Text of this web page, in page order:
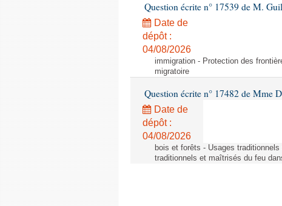
Question écrite n° 17539 de M.
Date de
dépôt :
04/08/2026
immigration - Protection des
migratoire
Question écrite n° 17482 de Mme
Date de
dépôt :
04/08/2026
bois et forêts - Usages
traditionnels et maîtrisés du feu